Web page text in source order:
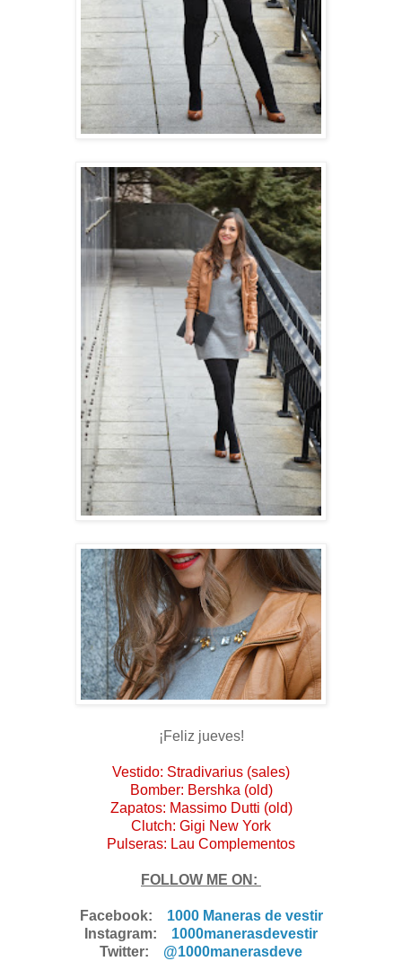
¡Feliz jueves!
Vestido: Stradivarius (sales)
Bomber: Bershka (old)
Zapatos: Massimo Dutti (old)
Clutch: Gigi New York
Pulseras: Lau Complementos
FOLLOW ME ON:
Facebook: 1000 Maneras de vestir
Instagram: 1000manerasdevestir
Twitter: @1000manerasdeve